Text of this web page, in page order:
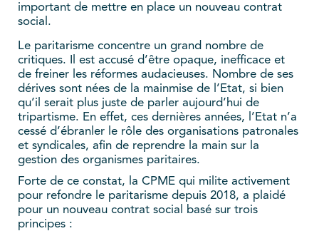
important de mettre en place un nouveau contrat
social.
Le paritarisme concentre un grand nombre de
critiques. Il est accusé d’être opaque, inefficace et
de freiner les réformes audacieuses. Nombre de ses
dérives sont nées de la mainmise de l’Etat, si bien
qu’il serait plus juste de parler aujourd’hui de
tripartisme. En effet, ces dernières années, l’Etat n’a
cessé d’ébranler le rôle des organisations patronales
et syndicales, afin de reprendre la main sur la
gestion des organismes paritaires.
Forte de ce constat, la CPME qui milite activement
pour refondre le paritarisme depuis 2018, a plaidé
pour un nouveau contrat social basé sur trois
principes :